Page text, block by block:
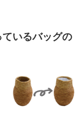
いるバッグの